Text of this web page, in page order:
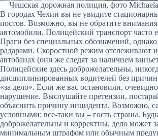
Чешская дорожная полиция, фото
В городах Чехии вы не увидите
постов. Возможно, вы не обратите
автомобили. Полицейский транспорт часто
Праги без специальных обозначений,
радарами. Скоростной режим отслеживают
автобанах (они же следят за наличием
Полицейские здесь доброжелательны,
дисциплинированных водителей без
«за дело». Если же вас остановили,
нарушение. Выслушайте претензии,
объяснить причину инцидента. Возможно,
условными: все-таки вы – гость страны.
доброжелательны и корректны, дело может
минимальным штрафом или обычным